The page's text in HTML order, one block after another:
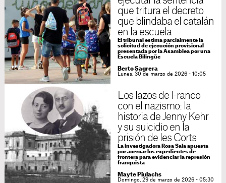
que tritura el decreto
que blindaba el catalán
en la escuela
El tribunal estima parcialmente la
solicitud de ejecución provisional
presentada por la Asamblea por una
Escuela Bilingüe
Berto Sagrera
Lunes, 30 de marzo de 2026 - 10:05
Los lazos de Franco
con el nazismo: la
historia de Jenny Kehr
y su suicidio en la
prisión de les Corts
La investigadora Rosa Sala apuesta
por acercar los expedientes de
frontera para evidenciar la represión
franquista
Mayte Piulachs
Domingo, 29 de marzo de 2026 - 05:30